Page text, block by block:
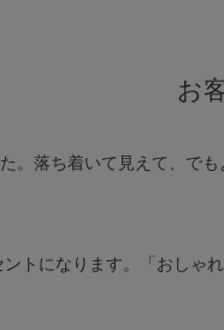
お
。落ち着いて見えて、で
トになります。「おしゃ